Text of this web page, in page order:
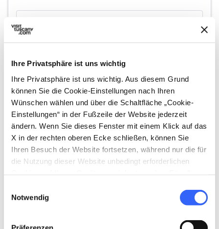
Ihre Privatsphäre ist uns wichtig
Ihre Privatsphäre ist uns wichtig. Aus diesem Grund
können Sie die Cookie-Einstellungen nach Ihren
Wünschen wählen und über die Schaltfläche „Cookie-
Einstellungen“ in der Fußzeile der Website jederzeit
ändern. Wenn Sie dieses Fenster mit einem Klick auf das
X in der rechten oberen Ecke schließen, können Sie
Ihren Besuch der Website fortsetzen, während nur die für
die Nutzung dieser Website unbedingt erforderlichen
Zustimmung.
Notwendig
5. Fünfte Etappe
Haus von Tommaso
Sgricci, Dichter und
Schauspieler aus dem 19.
Jahrhundert
expand_more
map Auf der Karte zeigen
Palazzo Pitti und die expand_more